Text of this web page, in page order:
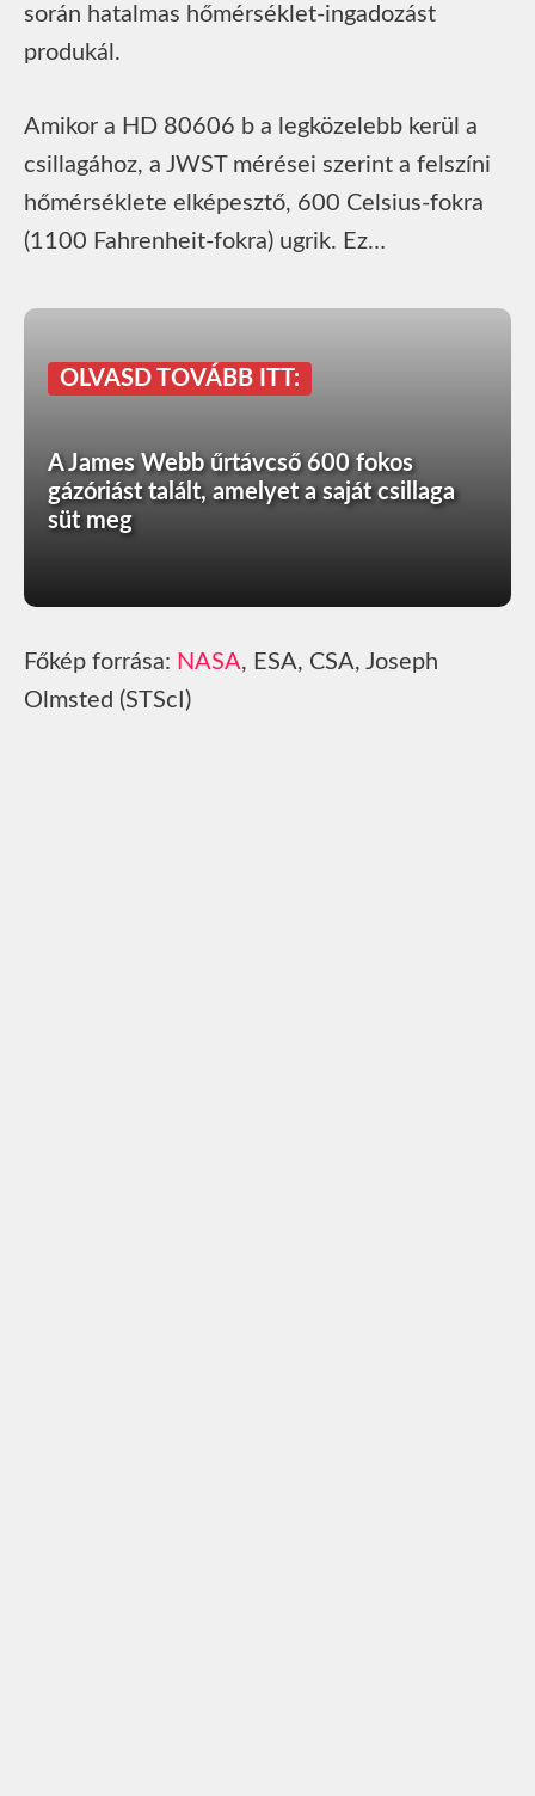
során hatalmas hőmérséklet-ingadozást
produkál.
Amikor a HD 80606 b a legközelebb kerül a
csillagához, a JWST mérései szerint a felszíni
hőmérséklete elképesztő, 600 Celsius-fokra
(1100 Fahrenheit-fokra) ugrik. Ez…
OLVASD TOVÁBB ITT:
A James Webb űrtávcső 600 fokos
gázóriást talált, amelyet a saját csillaga
süt meg
Főkép forrása: NASA, ESA, CSA, Joseph
Olmsted (STScI)